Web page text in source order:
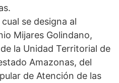
se designa al
Mijares Golindano,
la Unidad Territorial de
Amazonas, del
de Atención de las